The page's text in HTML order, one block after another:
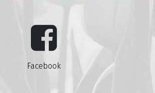
Facebook